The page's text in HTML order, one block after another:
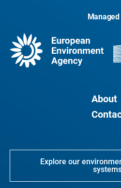
Managed
About
Explore our